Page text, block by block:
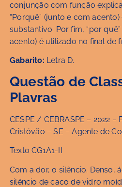
conjunção com função
“Porquê” (junto e com
substantivo. Por fim, “por
acento) é utilizado no final de
Gabarito: Letra D.
Questão de
Plavras
CESPE / CEBRASPE – 2022 –
Cristóvão – SE – Agente de
Texto CG1A1-II
Com a dor, o silêncio. Denso,
silêncio de caco de vidro